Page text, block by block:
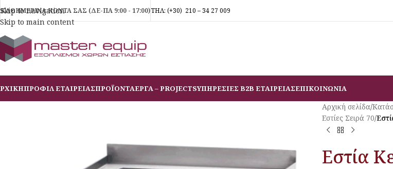
Skip to navigation
Skip to main content
ΚΑΘΗΜΕΡΙΝΑ ΚΟΝΤΑ ΣΑΣ (ΔΕ-ΠΑ 9:00 - 17:00)ΤΗΛ: (+30) 210 – 34 27 009
ΠΡΟΦΙΛ ΕΤΑΙΡΕΙΑΣΠΡΟΪΟΝΤΑΕΡΓΑ – PROJECTSΥΠΗΡΕΣΙΕΣ B2B ΕΤΑΙΡΕΙΑΣΕΠΙΚΟΙΝΩΝΙΑ
Αρχική σελίδα/
Εστίες Σειρά 70/
Εστία